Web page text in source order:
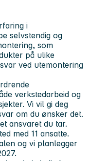
i
selvstendig og
som
på ulike
ved utemontering
verkstedarbeid og
Vi vil gi deg
om du ønsker det.
ansvaret du tar.
med 11 ansatte.
og vi planlegger